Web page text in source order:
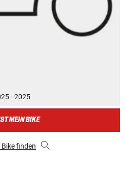
- 2025
MEIN BIKE
Bike finden